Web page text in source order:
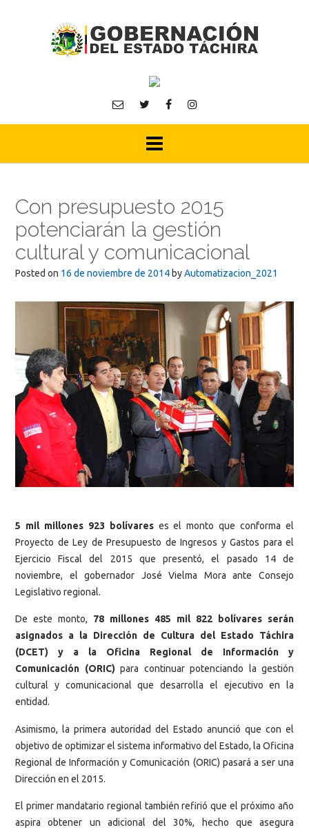
Con presupuesto 2015
potenciarán la gestión
cultural y comunicacional
Posted on 16 de noviembre de 2014 byAutomatizacion_2021
5 mil millones 923 bolívareses el monto que conforma el
Proyecto de Ley de Presupuesto de Ingresos y Gastos para el
Ejercicio Fiscal del 2015 que presentó, el pasado 14 de
noviembre, el gobernador José Vielma Mora ante Consejo
Legislativo regional.
De este monto, 78 millones 485 mil 822 bolívares serán
asignados a la Dirección de Cultura del Estado Táchira
(DCET) y a la Oficina Regional de Información y
Comunicación (ORIC) para continuar potenciando la gestión
cultural y comunicacional que desarrolla el ejecutivo en la
entidad.
Asimismo, la primera autoridad del Estado anunció que con el
objetivo de optimizar el sistema informativo del Estado, la Oficina
Regional de Información y Comunicación (ORIC) pasará a ser una
Dirección en el 2015.
El primer mandatario regional también refirió que el próximo año
aspira obtener un adicional del 30%, hecho que asegura